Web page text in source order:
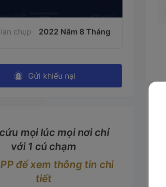
chụp 2022 Năm 8 Tháng
Gửi khiếu nại
mọi lúc mọi nơi chỉ
với 1 cú chạm
để xem thông tin chi
tiết